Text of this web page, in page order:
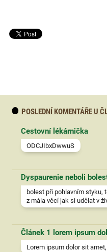
POSLEDNÍ KOMENTÁŘE U
Cestovní lékárnička
ODCJIbxDwwuS
Dyspaurenie neboli
bolest při pohlavním styku,
z mála věcí jak si udělat v
Článek 1 lorem ipsum
Lorem ipsum dolor sit